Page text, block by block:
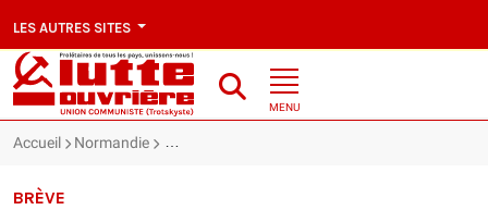
LES AUTRES SITES
MENU
Accueil Normandie Calvados - Caen : Fermetures de classes :
BRÈVE